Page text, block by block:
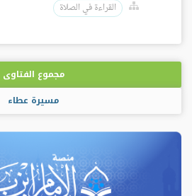
القراءة في الصلاة
مجموع الفتاوى
مسيرة عطاء